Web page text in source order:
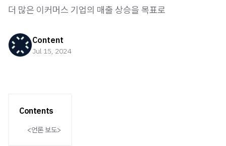
더 많은 이커머스 기업의 매출 상승을 목표로
Content
Jul 15, 2024
Contents
<언론 보도>